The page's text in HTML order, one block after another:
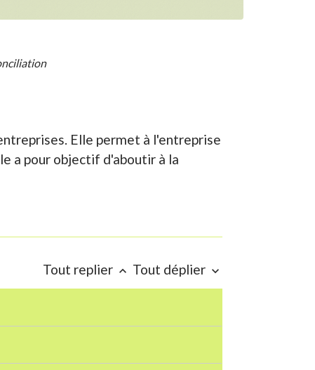
Elle permet à l'entreprise
a pour objectif d'aboutir à la
Tout replier keyboard_arrow_up Tout déplier keyboard_arrow_down